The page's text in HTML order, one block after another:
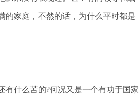
的家庭，不然的话，为什么平时都是
有什么苦的?何况又是一个有功于国家